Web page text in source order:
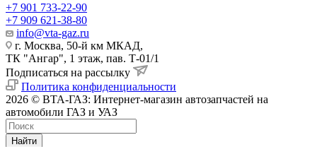
+7 901 733-22-90
+7 909 621-38-80
info@vta-gaz.ru
г. Москва, 50-й км МКАД,
ТК "Ангар", 1 этаж, пав. Т-01/1
Подписаться на рассылку
Политика конфиденциальности
2026 © ВТА-ГАЗ: Интернет-магазин автозапчастей на
автомобили ГАЗ и УАЗ
Найти